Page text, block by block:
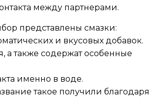
между партнерами.
представлены смазки:
и вкусовых добавок.
а также содержат особенные
именно в воде.
такое получили благодаря